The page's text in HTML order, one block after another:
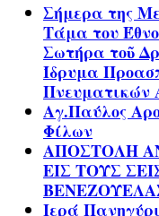
Σήμερα της
Τάμα του
Σωτήρα τοῦ
Ίδρυμα
Πνευματικών
Αγ.Παύλος
Φίλων
ΑΠΟΣΤΟΛΗ
ΕΙΣ ΤΟΥΣ
Ιερά